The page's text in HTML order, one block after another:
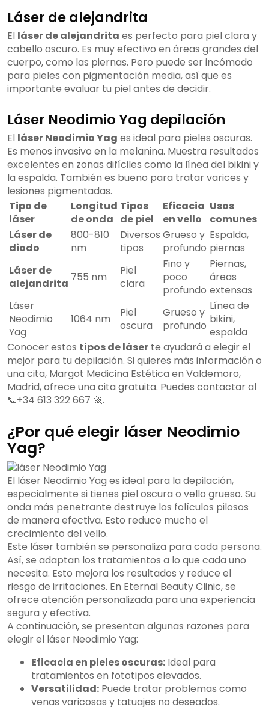
Láser de alejandrita
El láser de alejandrita es perfecto para piel clara y
cabello oscuro. Es muy efectivo en áreas grandes del
cuerpo, como las piernas. Pero puede ser incómodo
para pieles con pigmentación media, así que es
importante evaluar tu piel antes de decidir.
Láser Neodimio Yag depilación
El láser Neodimio Yag es ideal para pieles oscuras.
Es menos invasivo en la melanina. Muestra resultados
excelentes en zonas difíciles como la línea del bikini y
la espalda. También es bueno para tratar varices y
lesiones pigmentadas.
Tipo de
láser
Longitud
de onda
Tipos
de piel
Eficacia
en vello
Usos
comunes
Láser de
diodo
800-810
nm
Diversos
tipos
Grueso y
profundo
Espalda,
piernas
Láser de
alejandrita 755 nm
Piel
clara
Fino y
poco
profundo
Piernas,
áreas
extensas
Láser
Neodimio
Yag
1064 nm
Piel
oscura
Grueso y
profundo
Línea de
bikini,
espalda
Conocer estos tipos de láser te ayudará a elegir el
mejor para tu depilación. Si quieres más información o
una cita, Margot Medicina Estética en Valdemoro,
Madrid, ofrece una cita gratuita. Puedes contactar al
📞+34 613 322 667 🚀.
¿Por qué elegir láser Neodimio
Yag?
El láser Neodimio Yag es ideal para la depilación,
especialmente si tienes piel oscura o vello grueso. Su
onda más penetrante destruye los folículos pilosos
de manera efectiva. Esto reduce mucho el
crecimiento del vello.
Este láser también se personaliza para cada persona.
Así, se adaptan los tratamientos a lo que cada uno
necesita. Esto mejora los resultados y reduce el
riesgo de irritaciones. En Eternal Beauty Clinic, se
ofrece atención personalizada para una experiencia
segura y efectiva.
A continuación, se presentan algunas razones para
elegir el láser Neodimio Yag:
Eficacia en pieles oscuras: Ideal para
tratamientos en fototipos elevados.
Versatilidad: Puede tratar problemas como
venas varicosas y tatuajes no deseados.